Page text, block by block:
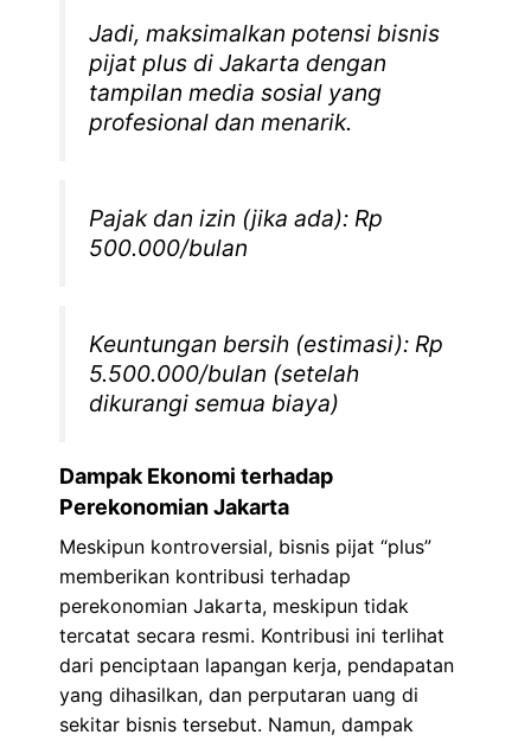
Jadi, maksimalkan potensi bisnis
pijat plus di Jakarta dengan
tampilan media sosial yang
profesional dan menarik.
Pajak dan izin (jika ada): Rp
500.000/bulan
Keuntungan bersih (estimasi): Rp
5.500.000/bulan (setelah
dikurangi semua biaya)
Dampak Ekonomi terhadap
Perekonomian Jakarta
Meskipun kontroversial, bisnis pijat “plus”
memberikan kontribusi terhadap
perekonomian Jakarta, meskipun tidak
tercatat secara resmi. Kontribusi ini terlihat
dari penciptaan lapangan kerja, pendapatan
yang dihasilkan, dan perputaran uang di
sekitar bisnis tersebut. Namun, dampak